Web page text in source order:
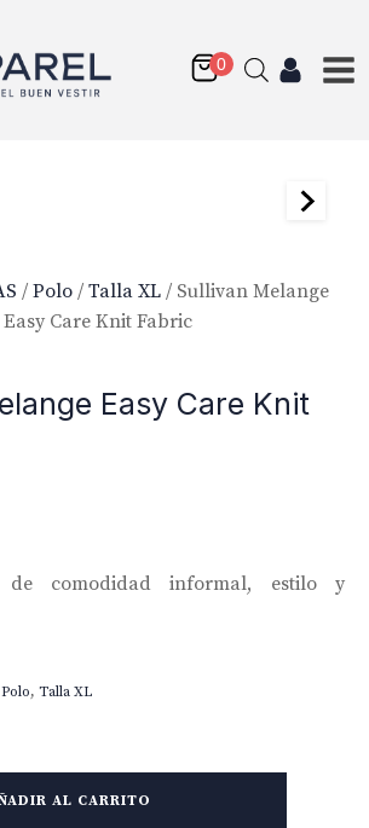
/ Polo / Talla XL / Sullivan Melange
Easy Care Knit Fabric
Easy Care Knit
de comodidad informal, estilo y
Polo, Talla XL
AL CARRITO